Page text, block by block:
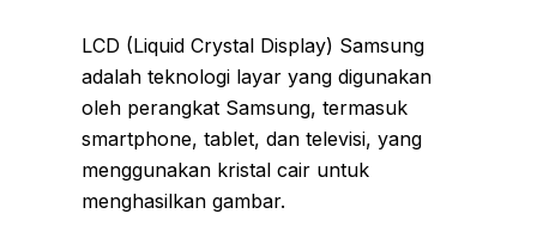
LCD (Liquid Crystal Display) Samsung
adalah teknologi layar yang digunakan
oleh perangkat Samsung, termasuk
smartphone, tablet, dan televisi, yang
menggunakan kristal cair untuk
menghasilkan gambar.